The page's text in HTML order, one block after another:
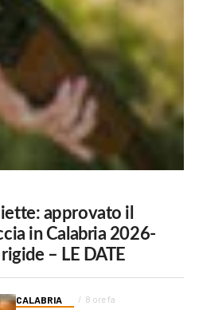
approvato il
in Calabria 2026-
– LE DATE
CALABRIA 8 ore fa